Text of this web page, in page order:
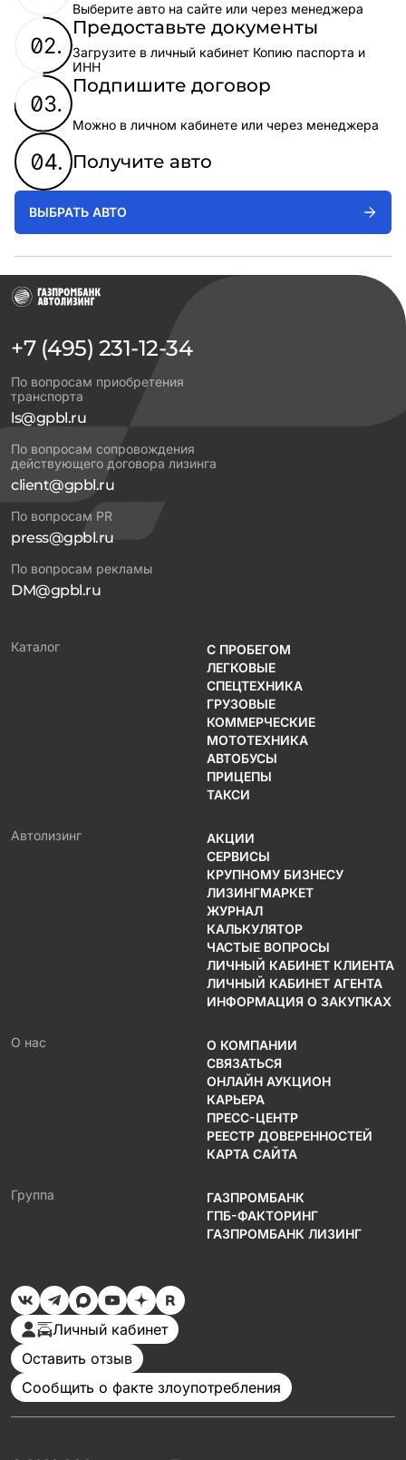
Выберите авто на сайте или через менеджера
Предоставьте документы
Загрузите в личный кабинет Копию паспорта и
ИНН
Подпишите договор
Можно в личном кабинете или через менеджера
Получите авто
ВЫБРАТЬ АВТО
+7 (495) 231-12-34
По вопросам приобретения
транспорта
ls@gpbl.ru
По вопросам сопровождения
действующего договора лизинга
client@gpbl.ru
По вопросам PR
press@gpbl.ru
По вопросам рекламы
DM@gpbl.ru
Каталог
С ПРОБЕГОМ
ЛЕГКОВЫЕ
СПЕЦТЕХНИКА
ГРУЗОВЫЕ
КОММЕРЧЕСКИЕ
МОТОТЕХНИКА
АВТОБУСЫ
ПРИЦЕПЫ
ТАКСИ
Автолизинг
АКЦИИ
СЕРВИСЫ
КРУПНОМУ БИЗНЕСУ
ЛИЗИНГМАРКЕТ
ЖУРНАЛ
КАЛЬКУЛЯТОР
ЧАСТЫЕ ВОПРОСЫ
ЛИЧНЫЙ КАБИНЕТ КЛИЕНТА
ЛИЧНЫЙ КАБИНЕТ АГЕНТА
ИНФОРМАЦИЯ О ЗАКУПКАХ
О нас
О КОМПАНИИ
СВЯЗАТЬСЯ
ОНЛАЙН АУКЦИОН
КАРЬЕРА
ПРЕСС-ЦЕНТР
РЕЕСТР ДОВЕРЕННОСТЕЙ
КАРТА САЙТА
Группа
ГАЗПРОМБАНК
ГПБ-ФАКТОРИНГ
ГАЗПРОМБАНК ЛИЗИНГ
Личный кабинет
Оставить отзыв
Сообщить о факте злоупотребления